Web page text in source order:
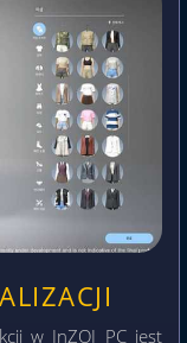
w InZOI PC jest